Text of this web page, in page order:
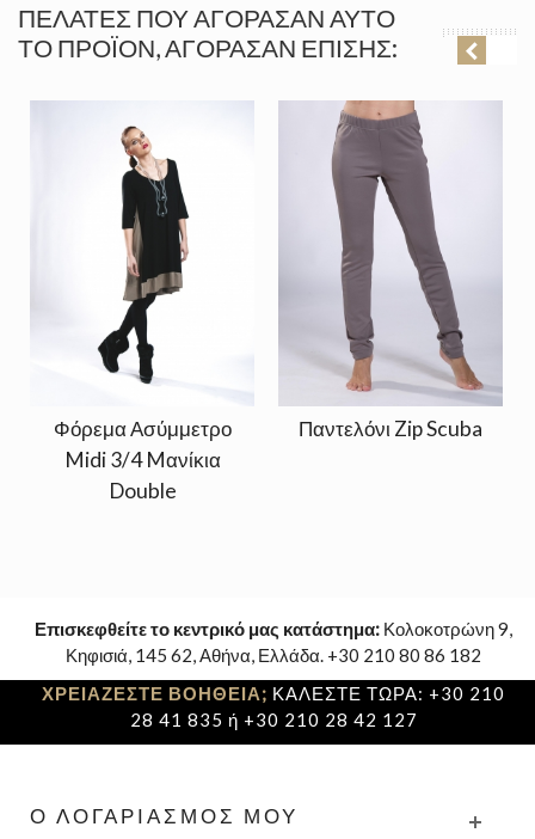
ΠΕΛΆΤΕΣ ΠΟΥ ΑΓΌΡΑΣΑΝ ΑΥΤΌ
ΤΟ ΠΡΟΪΌΝ, ΑΓΌΡΑΣΑΝ ΕΠΊΣΗΣ:
Φόρεμα Ασύμμετρο
Midi 3/4 Mανίκια
Double
Παντελόνι Zip Scuba
Επισκεφθείτε το κεντρικό μας κατάστημα: Κολοκοτρώνη 9,
Κηφισιά, 145 62, Αθήνα, Ελλάδα. +30 210 80 86 182
ΧΡΕΙΑΖΕΣΤΕ ΒΟΗΘΕΙΑ; ΚΑΛΕΣΤΕ ΤΩΡΑ: +30 210
28 41 835 ή +30 210 28 42 127
Ο ΛΟΓΑΡΙΑΣΜΌΣ ΜΟΥ